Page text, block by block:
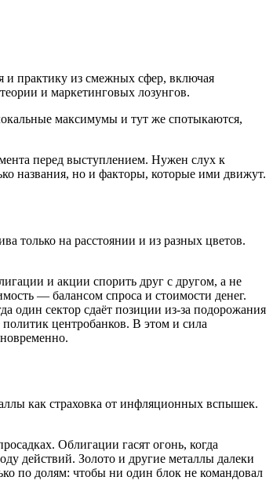
и практику из смежных сфер, включая
и маркетинговых лозунгов.
максимумы и тут же спотыкаются,
перед выступлением. Нужен слух к
названия, но и факторы, которые ими движут.
только на расстоянии и из разных цветов.
и акции спорить друг с другом, а не
— балансом спроса и стоимости денег.
один сектор сдаёт позиции из-за подорожания
центробанков. В этом и сила
как страховка от инфляционных вспышек.
Облигации гасят огонь, когда
действий. Золото и другие металлы далеки
по долям: чтобы ни один блок не командовал